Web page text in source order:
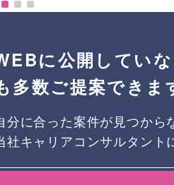
に公開してい
多数ご提案できま
分に合った案件が見つから
社キャリアコンサルタント